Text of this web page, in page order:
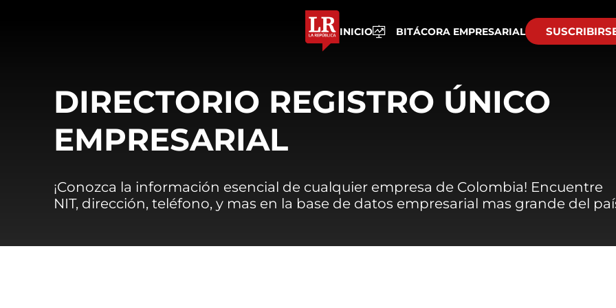
INICIO BITÁCORA EMPRESARIAL
DIRECTORIO REGISTRO ÚNICO
EMPRESARIAL
¡Conozca la información esencial de cualquier empresa de Colombia! Encuentre
NIT, dirección, teléfono, y mas en la base de datos empresarial mas grande del